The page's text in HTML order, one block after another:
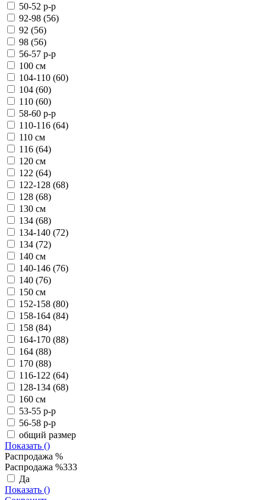
50-52 р-р
92-98 (56)
92 (56)
98 (56)
56-57 р-р
100 см
104-110 (60)
104 (60)
110 (60)
58-60 р-р
110-116 (64)
110 см
116 (64)
120 см
122 (64)
122-128 (68)
128 (68)
130 см
134 (68)
134-140 (72)
134 (72)
140 см
140-146 (76)
140 (76)
150 см
152-158 (80)
158-164 (84)
158 (84)
164-170 (88)
164 (88)
170 (88)
116-122 (64)
128-134 (68)
160 см
53-55 р-р
56-58 р-р
общий размер
Показать ()
Распродажа %
Распродажа %333
Да
Показать ()